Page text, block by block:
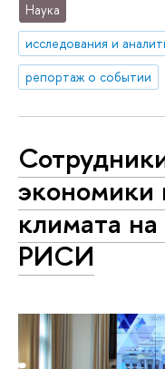
Наука
исследования и
репортаж о событии
экономики
климата
РИСИ